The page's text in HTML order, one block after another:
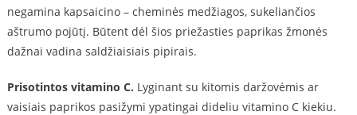
negamina kapsaicino – cheminės medžiagos, sukeliančios
aštrumo pojūtį. Būtent dėl šios priežasties paprikas žmonės
dažnai vadina saldžiaisiais pipirais.
Prisotintos vitamino C. Lyginant su kitomis daržovėmis ar
vaisiais paprikos pasižymi ypatingai dideliu vitamino C kiekiu.